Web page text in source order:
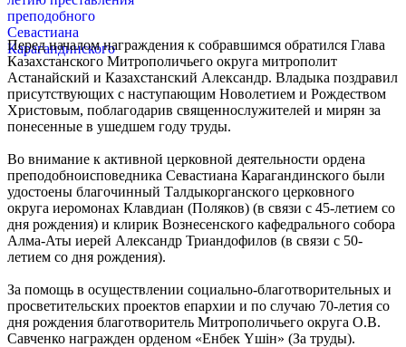
Перед началом награждения к собравшимся обратился Глава
Казахстанского Митрополичьего округа митрополит
Астанайский и Казахстанский Александр. Владыка поздравил
присутствующих с наступающим Новолетием и Рождеством
Христовым, поблагодарив священнослужителей и мирян за
понесенные в ушедшем году труды.
Во внимание к активной церковной деятельности ордена
преподобноисповедника Севастиана Карагандинского были
удостоены благочинный Талдыкорганского церковного
округа иеромонах Клавдиан (Поляков) (в связи с 45-летием со
дня рождения) и клирик Вознесенского кафедрального собора
Алма-Аты иерей Александр Триандофилов (в связи с 50-
летием со дня рождения).
За помощь в осуществлении социально-благотворительных и
просветительских проектов епархии и по случаю 70-летия со
дня рождения благотворитель Митрополичьего округа О.В.
Савченко награжден орденом «Енбек Үшiн» (За труды).